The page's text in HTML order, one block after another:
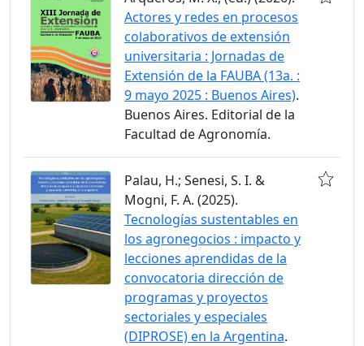
Actores y redes en procesos
colaborativos de extensión
universitaria : Jornadas de
Extensión de la FAUBA (13a. :
9 mayo 2025 : Buenos Aires).
Buenos Aires. Editorial de la
Facultad de Agronomía.
Palau, H.; Senesi, S. I. &
Mogni, F. A. (2025).
Tecnologías sustentables en
los agronegocios : impacto y
lecciones aprendidas de la
convocatoria dirección de
programas y proyectos
sectoriales y especiales
(DIPROSE) en la Argentina.